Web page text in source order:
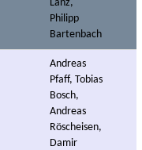
Lanz,
Philipp
Bartenbach
Andreas
Pfaff, Tobias
Bosch,
Andreas
Röscheisen,
Damir